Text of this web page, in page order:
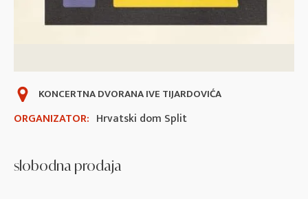
ORGANIZATOR: Hrvatski dom Split
KONCERTNA DVORANA IVE TIJARDOVIĆA
slobodna prodaja